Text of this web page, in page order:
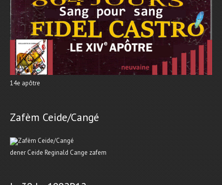
14e apôtre
Zafèm Ceide/Cangé
dener Ceide Reginald Cange zafem